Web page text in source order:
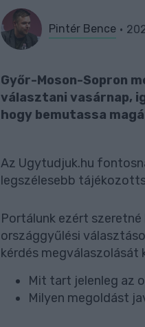
Pintér Bence
Győr-Moson-Sopron
választani vasárnap,
hogy bemutassa
Az Ugytudjuk.hu
legszélesebb
Portálunk ezért
országgyűlési
kérdés megválaszolását
Mit tart jelenleg az
Milyen megoldást